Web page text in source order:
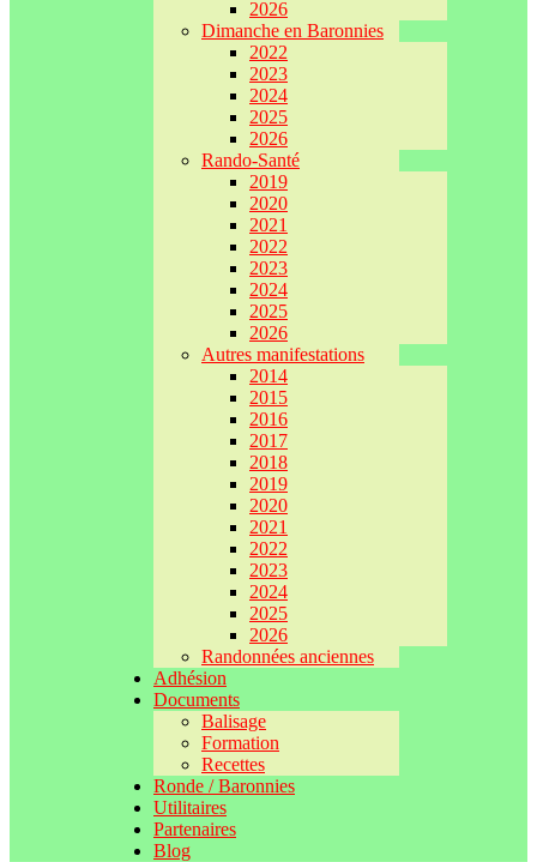
2026
Dimanche en Baronnies
2022
2023
2024
2025
2026
Rando-Santé
2019
2020
2021
2022
2023
2024
2025
2026
Autres manifestations
2014
2015
2016
2017
2018
2019
2020
2021
2022
2023
2024
2025
2026
Randonnées anciennes
Adhésion
Documents
Balisage
Formation
Recettes
Ronde / Baronnies
Utilitaires
Partenaires
Blog